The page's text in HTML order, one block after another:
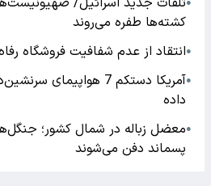
کشته‌ها طفره می‌روند
●انتقاد از عدم شفافیت فروشگاه
●
آمریکا دستکم 7
داده
●معضل زباله در شمال کشور؛
پسماند دفن می‌شوند